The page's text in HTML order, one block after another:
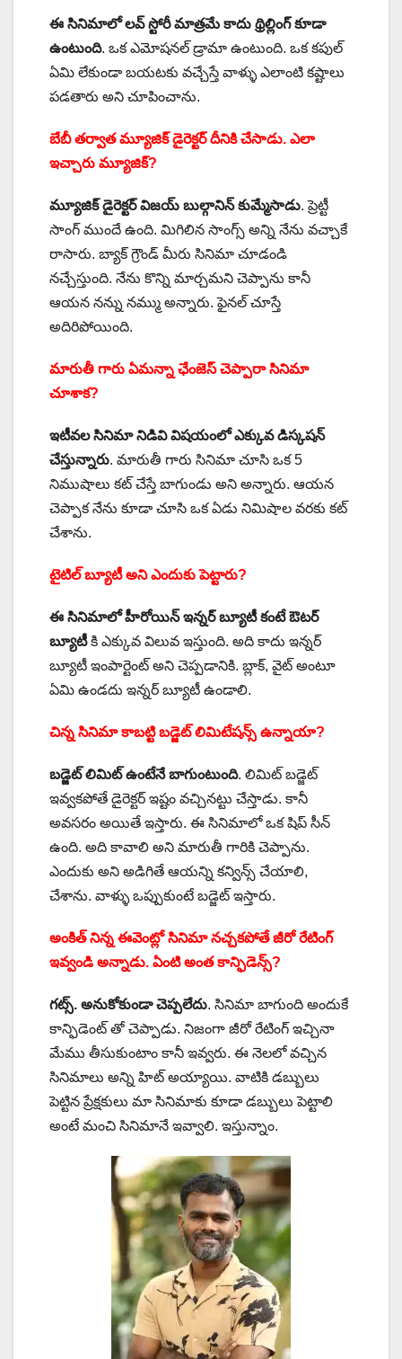
ఈ సినిమాలో లవ్ స్టోరీ మాత్రమే కాదు థ్రిల్లింగ్ కూడా
ఉంటుంది. ఒక ఎమోషనల్ డ్రామా ఉంటుంది. ఒక కపుల్
ఏమి లేకుండా బయటకు వచ్చేస్తే వాళ్ళు ఎలాంటి కష్టాలు
పడతారు అని చూపించాను.
బేబీ తర్వాత మ్యూజిక్ డైరెక్టర్ దీనికి చేసాడు. ఎలా
ఇచ్చారు మ్యూజిక్?
మ్యూజిక్ డైరెక్టర్ విజయ్ బుల్గానిన్ కుమ్మేసాడు. ప్రెట్టీ
సాంగ్ ముందే ఉంది. మిగిలిన సాంగ్స్ అన్ని నేను వచ్చాకే
రాసారు. బ్యాక్ గ్రౌండ్ మీరు సినిమా చూడండి
నచ్చేస్తుంది. నేను కొన్ని మార్చమని చెప్పాను కానీ
ఆయన నన్ను నమ్ము అన్నారు. ఫైనల్ చూస్తే
అదిరిపోయింది.
మారుతీ గారు ఏమన్నా ఛేంజెస్ చెప్పారా సినిమా
చూశాక?
ఇటీవల సినిమా నిడివి విషయంలో ఎక్కువ డిస్కషన్
చేస్తున్నారు. మారుతీ గారు సినిమా చూసి ఒక 5
నిముషాలు కట్ చేస్తే బాగుండు అని అన్నారు. ఆయన
చెప్పాక నేను కూడా చూసి ఒక ఏడు నిమిషాల వరకు కట్
చేశాను.
టైటిల్ బ్యూటీ అని ఎందుకు పెట్టారు?
ఈ సినిమాలో హీరోయిన్ ఇన్నర్ బ్యూటీ కంటే ఔటర్
బ్యూటీకి ఎక్కువ విలువ ఇస్తుంది. అది కాదు ఇన్నర్
బ్యూటీ ఇంపార్టెంట్ అని చెప్పడానికి. బ్లాక్, వైట్ అంటూ
ఏమి ఉండదు ఇన్నర్ బ్యూటీ ఉండాలి.
చిన్న సినిమా కాబట్టి బడ్జెట్ లిమిటేషన్స్ ఉన్నాయా?
బడ్జెట్ లిమిట్ ఉంటేనే బాగుంటుంది. లిమిట్ బడ్జెట్
ఇవ్వకపోతే డైరెక్టర్ ఇష్టం వచ్చినట్టు చేస్తాడు. కానీ
అవసరం అయితే ఇస్తారు. ఈ సినిమాలో ఒక షిప్ సీన్
ఉంది. అది కావాలి అని మారుతీ గారికి చెప్పాను.
ఎందుకు అని అడిగితే ఆయన్ని కన్విన్స్ చేయాలి,
చేశాను. వాళ్ళు ఒప్పుకుంటే బడ్జెట్ ఇస్తారు.
అంకిత్ నిన్న ఈవెంట్లో సినిమా నచ్చకపోతే జీరో రేటింగ్
ఇవ్వండి అన్నాడు. ఏంటి అంత కాన్ఫిడెన్స్?
గట్స్. అనుకోకుండా చెప్పలేదు. సినిమా బాగుంది అందుకే
కాన్ఫిడెంట్ తో చెప్పాడు. నిజంగా జీరో రేటింగ్ ఇచ్చినా
మేము తీసుకుంటాం కానీ ఇవ్వరు. ఈ నెలలో వచ్చిన
సినిమాలు అన్ని హిట్ అయ్యాయి. వాటికి డబ్బులు
పెట్టిన ప్రేక్షకులు మా సినిమాకు కూడా డబ్బులు పెట్టాలి
అంటే మంచి సినిమానే ఇవ్వాలి. ఇస్తున్నాం.